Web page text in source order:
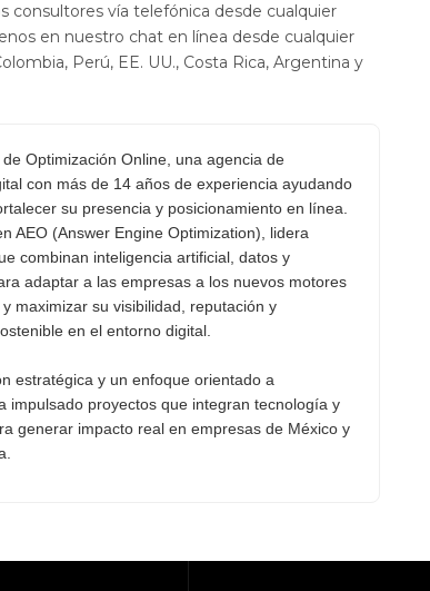
consultores vía telefónica desde cualquier
en nuestro chat en línea desde cualquier
Perú, EE. UU., Costa Rica, Argentina y
Optimización Online, una agencia de
con más de 14 años de experiencia ayudando
su presencia y posicionamiento en línea.
AEO (Answer Engine Optimization), lidera
combinan inteligencia artificial, datos y
adaptar a las empresas a los nuevos motores
maximizar su visibilidad, reputación y
en el entorno digital.
estratégica y un enfoque orientado a
impulsado proyectos que integran tecnología y
generar impacto real en empresas de México y